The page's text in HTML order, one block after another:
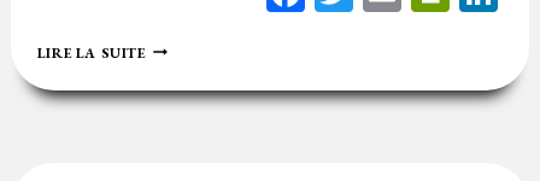
LIRE LA SUITENE
CONTRACTER
SYSTÉMATIQUEMENT